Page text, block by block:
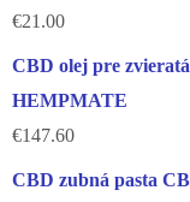
€21.00
CBD olej pre
HEMPMATE
€147.60
CBD zubná pasta